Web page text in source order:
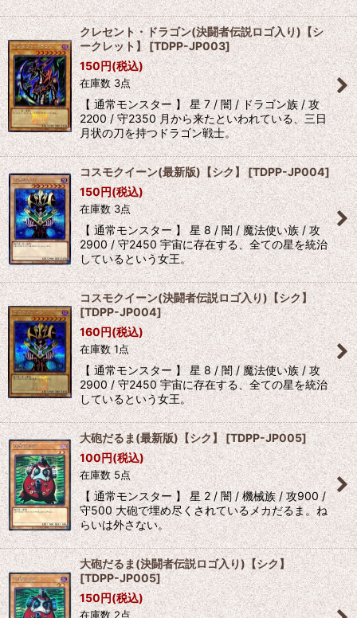
クレセント・ドラゴン(決闘者伝説ロゴ入り)【シ
ークレット】[TDPP-JP003]
150円(税込)
在庫数 3点
【 通常モンスター 】 星 7 / 闇 / ドラゴン族 / 攻
2200 / 守2350 月から来たといわれている、三日
月状の刀を持つドラゴン戦士。
コスモクイーン(最新版)【シク】 [TDPP-JP004]
150円(税込)
在庫数 3点
【 通常モンスター 】 星 8 / 闇 / 魔法使い族 / 攻
2900 / 守2450 宇宙に存在する、全ての星を統治
しているという女王。
コスモクイーン(決闘者伝説ロゴ入り)【シク】
[TDPP-JP004]
160円(税込)
在庫数 1点
【 通常モンスター 】 星 8 / 闇 / 魔法使い族 / 攻
2900 / 守2450 宇宙に存在する、全ての星を統治
しているという女王。
大砲だるま(最新版)【シク】[TDPP-JP005]
100円(税込)
在庫数 5点
【 通常モンスター 】 星 2 / 闇 / 機械族 / 攻900 /
守500 大砲で埋め尽くされているメカだるま。ね
らいは外さない。
大砲だるま(決闘者伝説ロゴ入り)【シク】
[TDPP-JP005]
150円(税込)
在庫数 2点